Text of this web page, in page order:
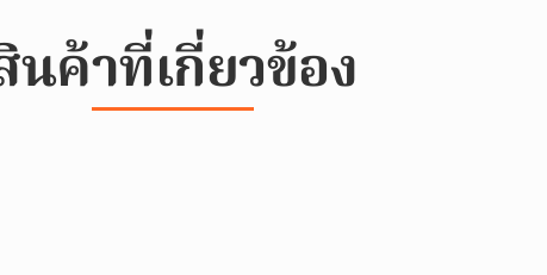
นค้าที่เกี่ยวข้อง